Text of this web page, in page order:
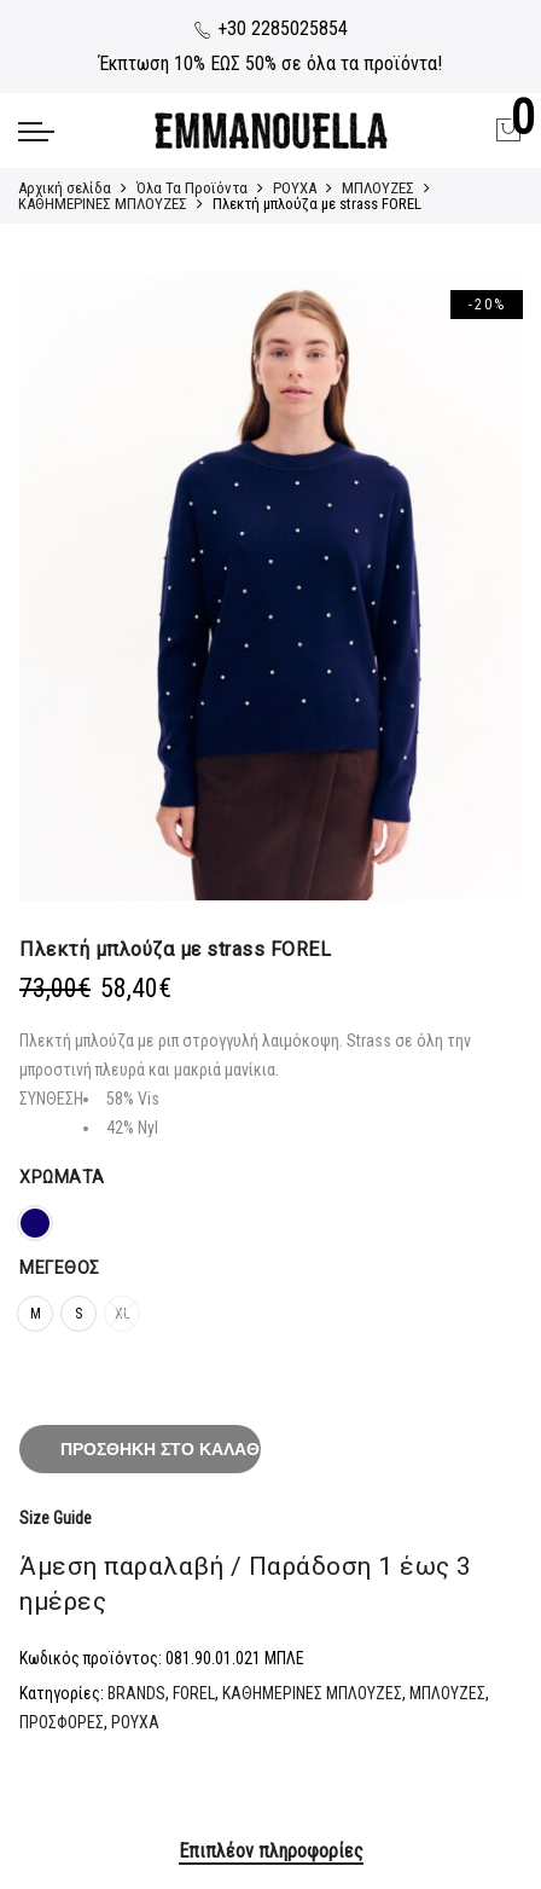
+30 2285025854
Έκπτωση 10% ΕΩΣ 50% σε όλα τα προϊόντα!
0
Αρχική σελίδα Όλα Τα Προϊόντα ΡΟΥΧΑ
ΜΠΛΟΥΖΕΣ
ΚΑΘΗΜΕΡΙΝΕΣ ΜΠΛΟΥΖΕΣ
Πλεκτή μπλούζα με strass FOREL
-20%
Πλεκτή μπλούζα με strass FOREL
73,00€ Original
was:
73,00€.
58,40€
τιμή
είναι:
Πλεκτή μπλούζα με ριπ στρογγυλή λαιμόκοψη. Strass σε όλη την
μπροστινή πλευρά και μακριά μανίκια.
ΣΥΝΘΕΣΗ
58% Vis
42% Nyl
ΧΡΏΜΑΤΑ
ΜΈΓΕΘΟΣ
M S XL
ΠΡΟΣΘΉΚΗ ΣΤΟ ΚΑΛΆΘΙ
Size Guide
Άμεση παραλαβή / Παράδoση 1 έως 3
ημέρες
Κωδικός προϊόντος: 081.90.01.021 ΜΠΛΕ
Κατηγορίες: BRANDS, FOREL , ΚΑΘΗΜΕΡΙΝΕΣ ΜΠΛΟΥΖΕΣ, ΜΠΛΟΥΖΕΣ,
ΠΡΟΣΦΟΡΕΣ, ΡΟΥΧΑ
Επιπλέον πληροφορίες